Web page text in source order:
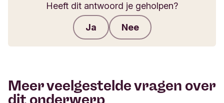
Heeft dit antwoord je geholpen?
Ja Nee
Meer veelgestelde vragen over
dit onderwerp